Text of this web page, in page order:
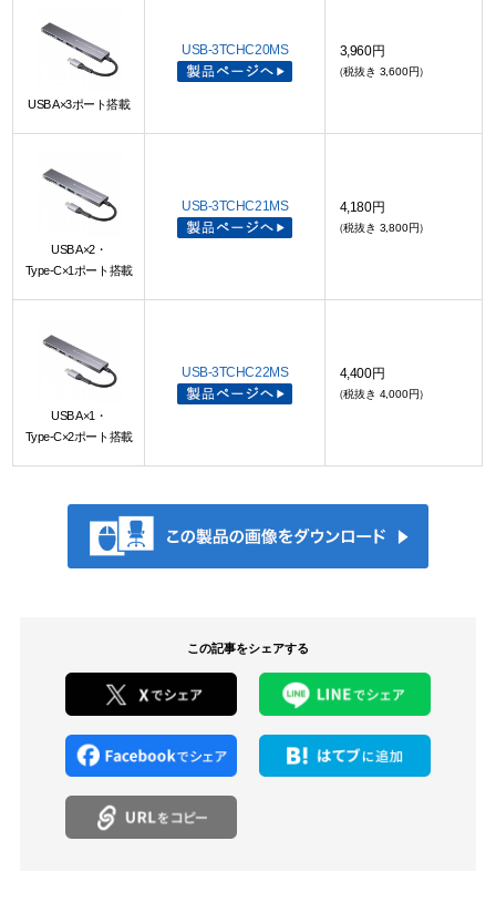
USB A×3ポート搭載
USB-3TCHC20MS 3,960円
（税抜き 3,600円）
USB A×2・
Type-C×1ポート搭載
USB-3TCHC21MS 4,180円
（税抜き 3,800円）
USB A×1・
Type-C×2ポート搭載
USB-3TCHC22MS 4,400円
（税抜き 4,000円）
この記事をシェアする